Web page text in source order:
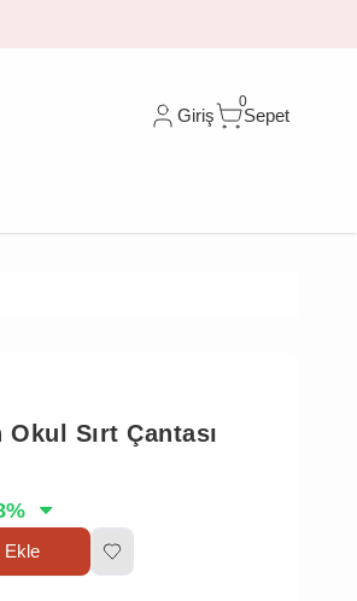
Giriş
0
Sepet
Sırt Çantası
%
Ekle